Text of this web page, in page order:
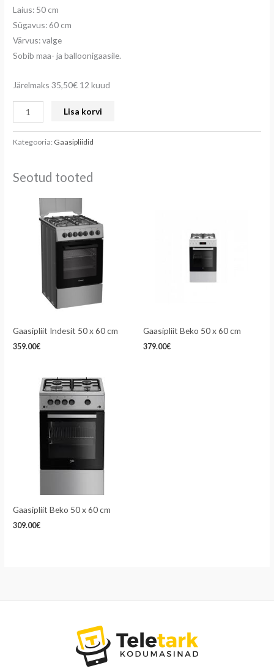
Laius: 50 cm
Sügavus: 60 cm
Värvus: valge
Sobib maa- ja balloonigaasile.
Järelmaks 35,50€ 12 kuud
Lisa korvi
Kategooria: Gaasipliidid
Seotud tooted
Gaasipliit Indesit 50 x 60 cm
359.00€
Gaasipliit Beko 50 x 60 cm
379.00€
Gaasipliit Beko 50 x 60 cm
309.00€